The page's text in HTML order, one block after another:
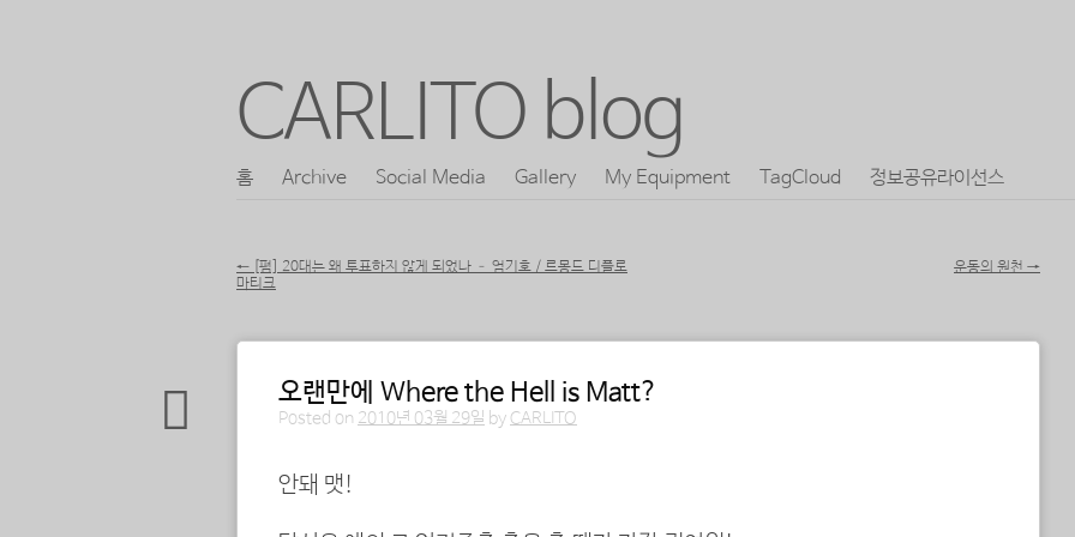
CARLITO blog
콘
로
홈 Archive Social Media Gallery My Equipment TagCloud 정보공유라이선스
← [펌] 20대는 왜 투표하지 않게 되었나 – 엄기호 / 르몽드 디플로
마티크
운동의 원천 →
오랜만에 Where the Hell is Matt?
Posted on 2010년 03월 29일 by CARLITO
안돼 맷!